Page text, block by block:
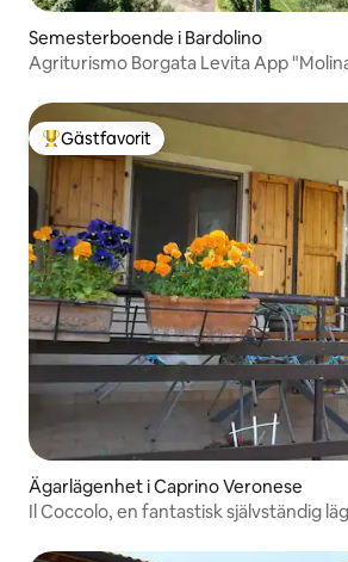
Semesterboende i Bardolino
Agriturismo Borgata Levita App
Populär gästfavorit
Gästfavorit
Ägarlägenhet i Caprino Veronese
Il Coccolo, en fantastisk självständig